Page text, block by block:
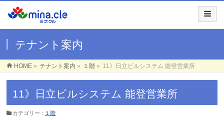
テナント案内
HOME » テナント案内 » １階 » 11》日立ビルシステム 能登営業所
11》日立ビルシステム 能登営業所
カテゴリー : １階